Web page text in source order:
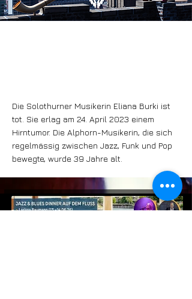
Die Solothurner Musikerin Eliana Burki ist
tot. Sie erlag am 24. April 2023 einem
Hirntumor. Die Alphorn-Musikerin, die sich
regelmässig zwischen Jazz, Funk und Pop
bewegte, wurde 39 Jahre alt.